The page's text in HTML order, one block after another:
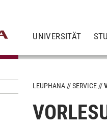
UNIVERSITÄT
LEUPHANA SERVICE